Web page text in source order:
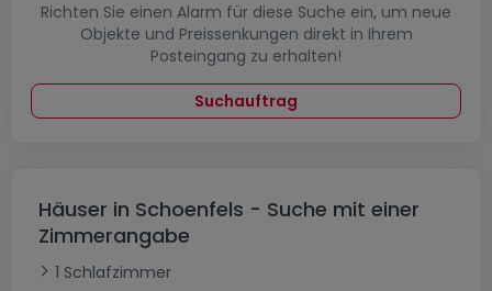
Richten Sie einen Alarm für diese Suche ein, um neue
Objekte und Preissenkungen direkt in Ihrem
Posteingang zu erhalten!
Suchauftrag
Häuser in Schoenfels - Suche mit einer
Zimmerangabe
1 Schlafzimmer